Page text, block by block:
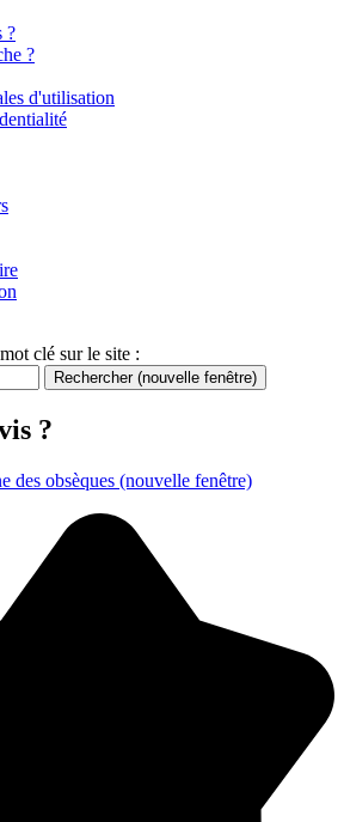
?
?
d'utilisation
clé sur le site :
Rechercher (nouvelle fenêtre)
?
des obsèques (nouvelle fenêtre)